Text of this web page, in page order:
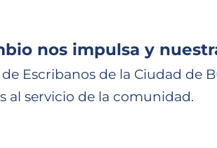
nos impulsa y
Escribanos de la Ciudad de
al servicio de la comunidad.